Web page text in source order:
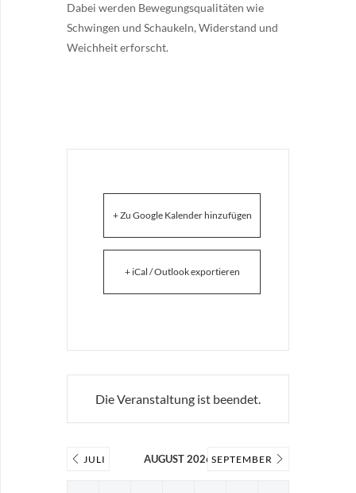
Dabei werden Bewegungsqualitäten wie
Schwingen und Schaukeln, Widerstand und
Weichheit erforscht.
+ Zu Google Kalender hinzufügen
+ iCal / Outlook exportieren
Die Veranstaltung ist beendet.
JULI AUGUST 2026SEPTEMBER